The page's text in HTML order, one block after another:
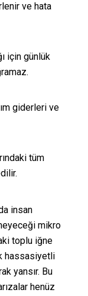
ve hata
için günlük
giderleri ve
tüm
insan
mikro
toplu iğne
hassasiyetli
yansır. Bu
henüz